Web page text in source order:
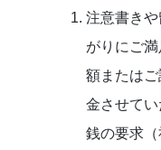
注意書き
がりにご
額または
金させて
銭の要求